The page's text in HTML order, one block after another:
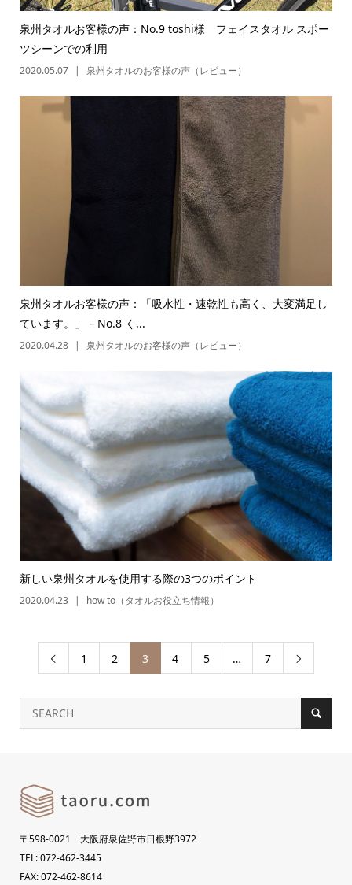
泉州タオルお客様の声：No.9 toshi様 フェイスタオル スポー
ツシーンでの利用
2020.05.07 泉州タオルのお客様の声（レビュー）
泉州タオルお客様の声：「吸水性・速乾性も高く、大変満足し
ています。」 – No.8 く...
2020.04.28 泉州タオルのお客様の声（レビュー）
新しい泉州タオルを使用する際の3つのポイント
2020.04.23 how to（タオルお役立ち情報）
 1 2 3 4 5 … 7 
〒598-0021 大阪府泉佐野市日根野3972
TEL: 072-462-3445
FAX: 072-462-8614